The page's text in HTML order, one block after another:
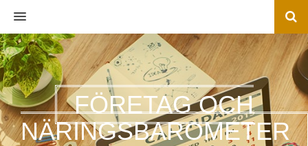
MENU
FÖRETAG OCH
NÄRINGSBAROMETER